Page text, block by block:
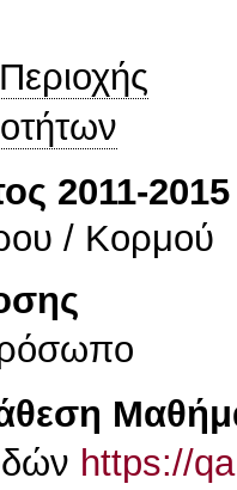
2011-2015
/ Κορμού
https://